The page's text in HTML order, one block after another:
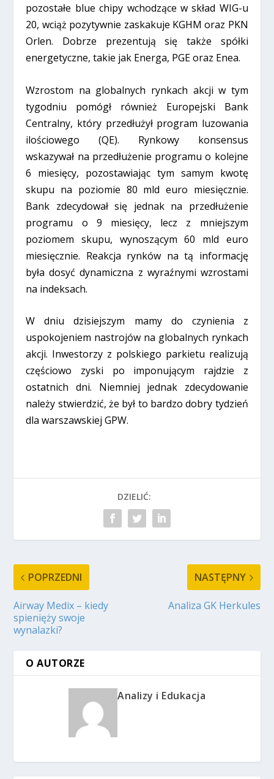
pozostałe blue chipy wchodzące w skład WIG-u
20, wciąż pozytywnie zaskakuje KGHM oraz PKN
Orlen. Dobrze prezentują się także spółki
energetyczne, takie jak Energa, PGE oraz Enea.
Wzrostom na globalnych rynkach akcji w tym
tygodniu pomógł również Europejski Bank
Centralny, który przedłużył program luzowania
ilościowego (QE). Rynkowy konsensus
wskazywał na przedłużenie programu o kolejne
6 miesięcy, pozostawiając tym samym kwotę
skupu na poziomie 80 mld euro miesięcznie.
Bank zdecydował się jednak na przedłużenie
programu o 9 miesięcy, lecz z mniejszym
poziomem skupu, wynoszącym 60 mld euro
miesięcznie. Reakcja rynków na tą informację
była dosyć dynamiczna z wyraźnymi wzrostami
na indeksach.
W dniu dzisiejszym mamy do czynienia z
uspokojeniem nastrojów na globalnych rynkach
akcji. Inwestorzy z polskiego parkietu realizują
częściowo zyski po imponującym rajdzie z
ostatnich dni. Niemniej jednak zdecydowanie
należy stwierdzić, że był to bardzo dobry tydzień
dla warszawskiej GPW.
DZIELIĆ:
POPRZEDNI
Airway Medix – kiedy
spienięży swoje
wynalazki?
NASTĘPNY
Analiza GK Herkules
O AUTORZE
Analizy i Edukacja